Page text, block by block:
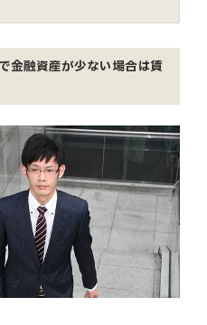
金融資産が少ない場合は賃